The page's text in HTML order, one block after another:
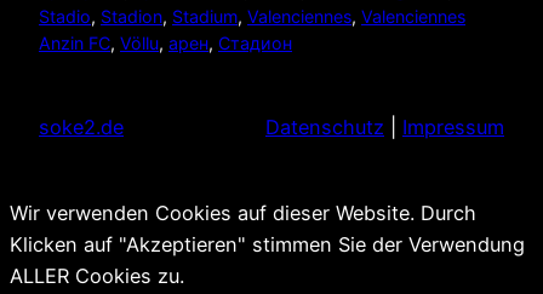
Stadio, Stadion, Stadium, Valenciennes, Valenciennes
Anzin FC, Völlu, арен, Стадион
soke2.de Datenschutz Impressum
Wir verwenden Cookies auf dieser Website. Durch
Klicken auf "Akzeptieren" stimmen Sie der Verwendung
ALLER Cookies zu.